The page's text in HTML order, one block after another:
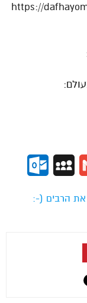
Gmail
MySpace
את הרבים (-: